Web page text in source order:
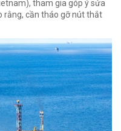
tham gia góp ý sửa
rằng, cần tháo gỡ nút thắt